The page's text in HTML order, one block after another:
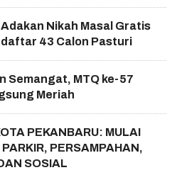
Nikah Masal Gratis
43 Calon Pasturi
Semangat, MTQ ke-57
Meriah
PEKANBARU: MULAI
PERSAMPAHAN,
SOSIAL